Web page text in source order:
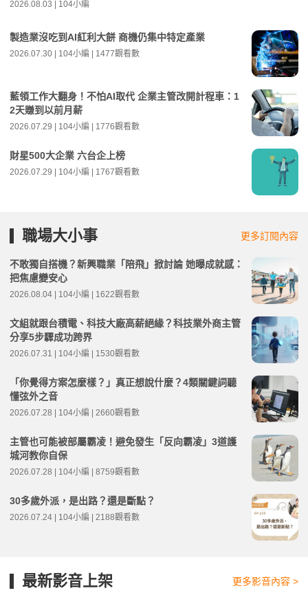
2026.08.03 | 104小編
製造業沒吃到AI紅利大餅 商機仍集中特定產業
2026.07.30 | 104小編 | 1477觀看數
藍領工作大翻身！不怕AI取代 企業主管改開計程車：1
2天賺到以前月薪
2026.07.29 | 104小編 | 1776觀看數
財星500大企業 六台企上榜
2026.07.29 | 104小編 | 1767觀看數
職場大小事 更多訂閱內容
不敢獨自搭機？新興職業「陪飛」掀討論 她曝成就感：
把焦慮變安心
2026.08.04 | 104小編 | 1622觀看數
文組就跟台積電、科技大廠高薪絕緣？科技業外商主管
分享5步驟成功跨界
2026.07.31 | 104小編 | 1530觀看數
「你覺得方案怎麼樣？」真正想說什麼？4類關鍵詞聽
懂弦外之音
2026.07.28 | 104小編 | 2660觀看數
主管也可能被部屬霸凌！避免發生「反向霸凌」3道護
城河教你自保
2026.07.28 | 104小編 | 8759觀看數
30多歲外派，是出路？還是斷點？
2026.07.24 | 104小編 | 2188觀看數
最新影音上架 更多影音內容 >